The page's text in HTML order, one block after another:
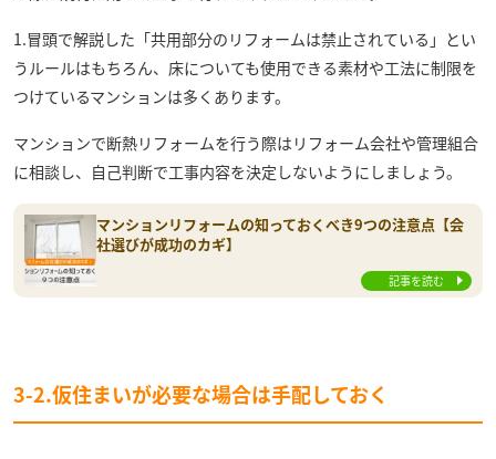
1.冒頭で解説した「共用部分のリフォームは禁止されている」とい
うルールはもちろん、床についても使用できる素材や工法に制限を
つけているマンションは多くあります。
マンションで断熱リフォームを行う際はリフォーム会社や管理組合
に相談し、自己判断で工事内容を決定しないようにしましょう。
マンションリフォームの知っておくべき9つの注意点【会
社選びが成功のカギ】
記事を読む
3-2.仮住まいが必要な場合は手配しておく